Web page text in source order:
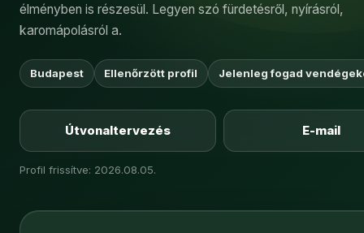
élményben is részesül. Legyen szó fürdetésről, nyírásról,
karomápolásról a.
Budapest Ellenőrzött profil Jelenleg fogad
Útvonaltervezés E-mail
Profil frissítve: 2026.08.05.